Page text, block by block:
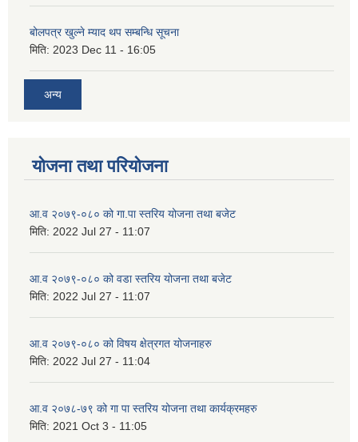
बोलपत्र खुल्ने म्याद थप सम्बन्धि सूचना
मिति: 2023 Dec 11 - 16:05
अन्य
योजना तथा परियोजना
आ.व २०७९-०८० को गा.पा स्तरिय योजना तथा बजेट
मिति: 2022 Jul 27 - 11:07
आ.व २०७९-०८० को वडा स्तरिय योजना तथा बजेट
मिति: 2022 Jul 27 - 11:07
आ.व २०७९-०८० को विषय क्षेत्रगत योजनाहरु
मिति: 2022 Jul 27 - 11:04
आ.व २०७८-७९ को गा पा स्तरिय योजना तथा कार्यक्रमहरु
मिति: 2021 Oct 3 - 11:05